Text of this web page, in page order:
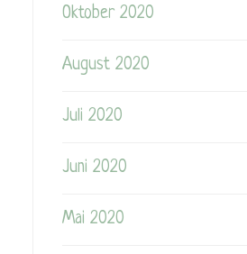
Oktober 2020
August 2020
Juli 2020
Juni 2020
Mai 2020